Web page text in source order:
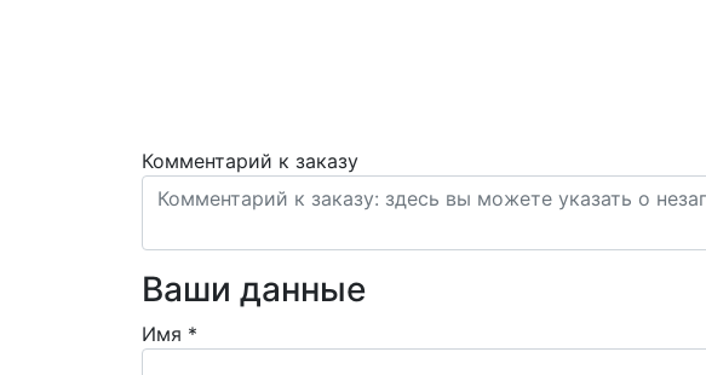
Комментарий к заказу
Ваши данные
Имя *